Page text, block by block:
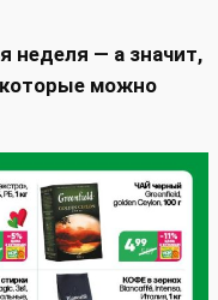
неделя — а значит,
можно